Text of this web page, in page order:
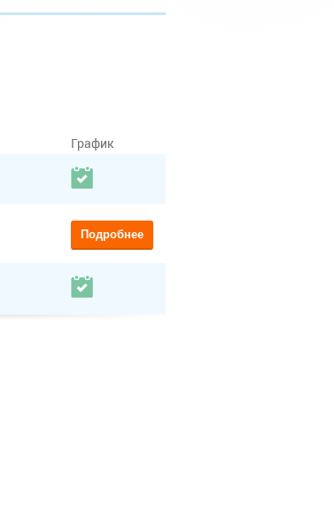
График
Подробнее